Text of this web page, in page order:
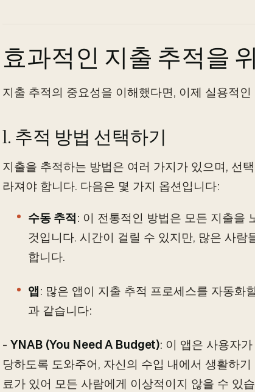
효과적인 지출 추적을
지출 추적의 중요성을 이해했다면, 이제 실용적
1. 추적 방법 선택하기
지출을 추적하는 방법은 여러 가지가 있으며, 선
라져야 합니다. 다음은 몇 가지 옵션입니다:
수동 추적: 이 전통적인 방법은 모든 지출을
것입니다. 시간이 걸릴 수 있지만, 많은 사
합니다.
앱: 많은 앱이 지출 추적 프로세스를 자동화
과 같습니다:
- YNAB (You Need A Budget): 이 앱은 사용자
당하도록 도와주어, 자신의 수입 내에서 생활하
료가 있어 모든 사람에게 이상적이지 않을 수 있